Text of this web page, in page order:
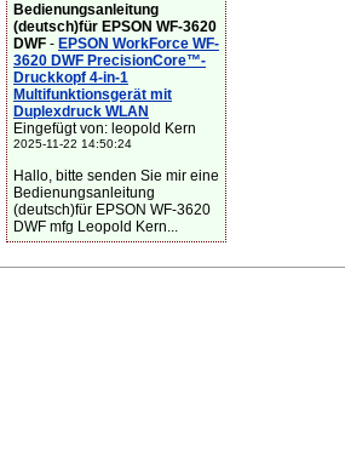
Bedienungsanleitung
(deutsch)für EPSON WF-3620
DWF - EPSON WorkForce WF-
3620 DWF PrecisionCore™-
Druckkopf 4-in-1
Multifunktionsgerät mit
Duplexdruck WLAN
Eingefügt von: leopold Kern
2025-11-22 14:50:24
Hallo, bitte senden Sie mir eine
Bedienungsanleitung
(deutsch)für EPSON WF-3620
DWF mfg Leopold Kern...